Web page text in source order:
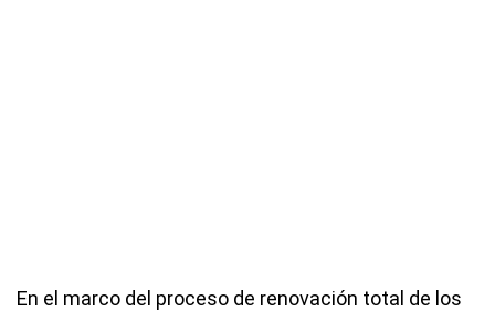
En el marco del proceso de renovación total de los